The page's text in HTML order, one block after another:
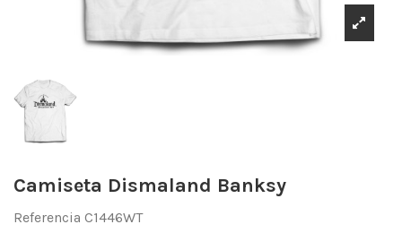
Camiseta Dismaland Banksy
Referencia C1446WT